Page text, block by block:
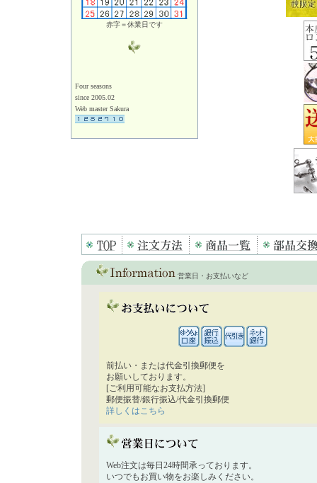
赤字＝休業日です
Four seasons
since 2005.02
Web master Sakura
営業日・お支払いなど
前払い・または代金引換郵便を
お願いしております。
[ご利用可能なお支払方法]
郵便振替/銀行振込/代金引換郵便
詳しくはこちら
Web注文は毎日24時間承っております。
いつでもお買い物をお楽しみください。